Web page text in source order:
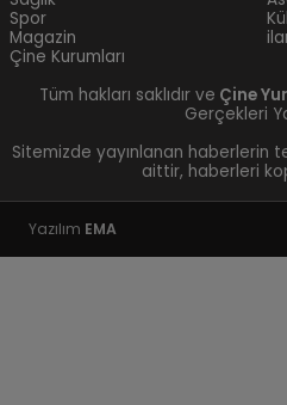
Spor
Magazin
Çine Kurumları
Tüm hakları saklıdır ve Çine
Gerçekleri
Sitemizde yayınlanan haberlerin
aittir, haberleri
Yazılım EMA